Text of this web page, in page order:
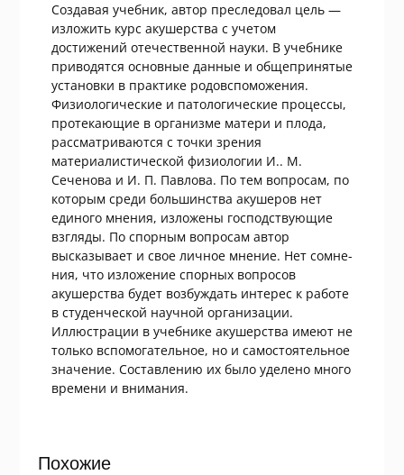
Создавая учебник, автор преследовал цель —
изложить курс аку­шерства с учетом
достижений отечественной науки. В учебнике
приводятся основные данные и общепринятые
установки в практике родовспоможения.
Физиологические и патологические про­цессы,
протекающие в организме матери и плода,
рассматриваются с точки зрения
материалистической физиологии И.. М.
Сеченова и И. П. Павлова. По тем вопросам, по
которым среди большинства аку­шеров нет
единого мнения, изложены господствующие
взгляды. По спорным вопросам автор
высказывает и свое личное мнение. Нет сомне­
ния, что изложение спорных вопросов
акушерства будет возбуждать интерес к работе
в студенческой научной организации.
Иллюстрации в учебнике акушерства имеют не
только вспомога­тельное, но и самостоятельное
значение. Составлению их было уделено много
времени и внимания.
Похожие